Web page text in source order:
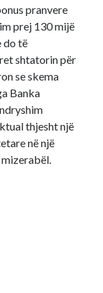
pranvere
prej 130 mijë
do të
shtatorin për
se skema
Banka
thjesht një
në një